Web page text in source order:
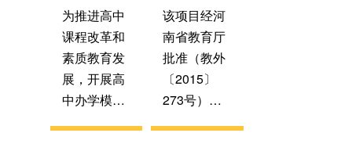
才。
材，加入中
国标准课
程，两国课
程内容做到
相辅相成。
为推进高中
课程改革和
素质教育发
展，开展高
中办学模式
该项目经河
南省教育厅
批准（教外
〔2015〕
273号），